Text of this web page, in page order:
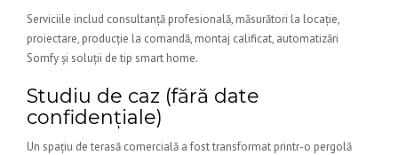
Serviciile includ consultanță profesională, măsurători la locație,
proiectare, producție la comandă, montaj calificat, automatizări
Somfy și soluții de tip smart home.
Studiu de caz (fără date
confidențiale)
Un spațiu de terasă comercială a fost transformat printr-o pergolă